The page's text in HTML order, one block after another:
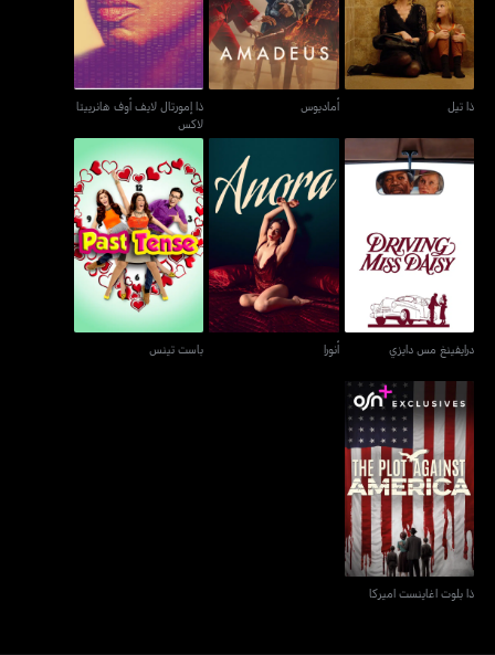
ذا تيل أماديوس
ذا إمورتال لايف أوف هانرييتا
لاكس
درايفينغ مس دايزي
درايفينغ مس دايزي
أنورا
أنورا
باست تينس
باست تينس
ذا بلوت اغاينست اميركا
ذا بلوت اغاينست اميركا